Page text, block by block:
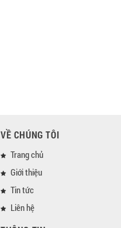
VỀ CHÚNG TÔI
Trang chủ
Giới thiệu
Tin tức
Liên hệ